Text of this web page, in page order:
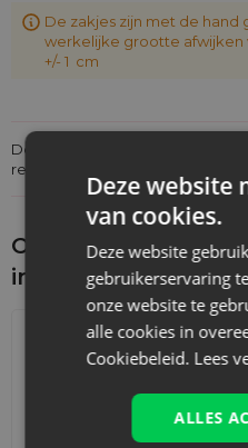
De zakjes zijn met de hand
werkelijke grootte
+/- 1 cm
Details over de conformiteit van
regelgeving:
Ontdek wat je nog
interesseren
Deze website
van cookies.
Deze website
gebruikerservaring
onze website te
alle cookies in
Cookiebeleid. Lees
ALLES